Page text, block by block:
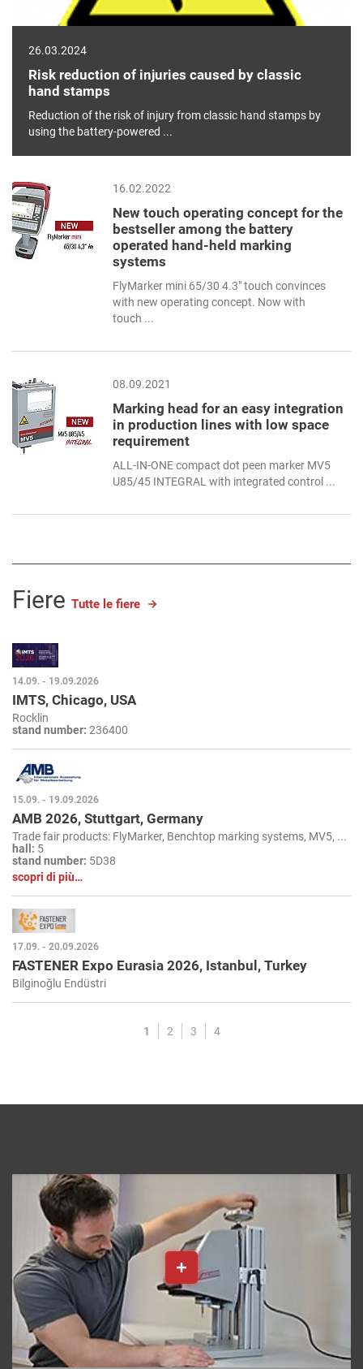
26.03.2024
Risk reduction of injuries caused by classic
hand stamps
Reduction of the risk of injury from classic hand stamps by
using the battery-powered ...
16.02.2022
New touch operating concept for the
bestseller among the battery
operated hand-held marking
systems
FlyMarker mini 65/30 4.3" touch convinces
with new operating concept. Now with
touch ...
08.09.2021
Marking head for an easy integration
in production lines with low space
requirement
ALL-IN-ONE compact dot peen marker MV5
U85/45 INTEGRAL with integrated control ...
Fiere Tutte le fiere
14.09. - 19.09.2026
IMTS, Chicago, USA
Rocklin
stand number: 236400
15.09. - 19.09.2026
AMB 2026, Stuttgart, Germany
Trade fair products: FlyMarker, Benchtop marking systems, MV5, ...
hall: 5
stand number: 5D38
scopri di più…
17.09. - 20.09.2026
FASTENER Expo Eurasia 2026, Istanbul, Turkey
Bilginoğlu Endüstri
1 2 3 4